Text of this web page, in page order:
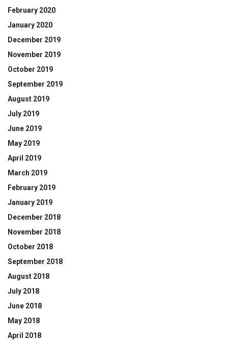
February 2020
January 2020
December 2019
November 2019
October 2019
September 2019
August 2019
July 2019
June 2019
May 2019
April 2019
March 2019
February 2019
January 2019
December 2018
November 2018
October 2018
September 2018
August 2018
July 2018
June 2018
May 2018
April 2018